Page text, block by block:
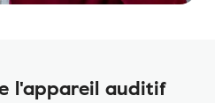
l'appareil auditif